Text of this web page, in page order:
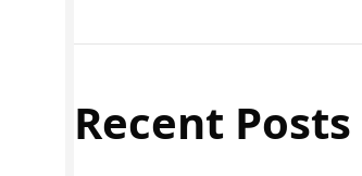
Recent Posts